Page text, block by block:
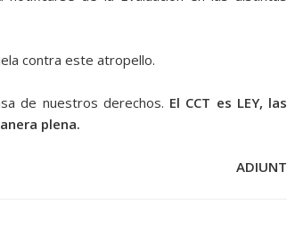
contra este atropello.
de nuestros derechos. El CCT es LEY, las
plena.
ADIUNT